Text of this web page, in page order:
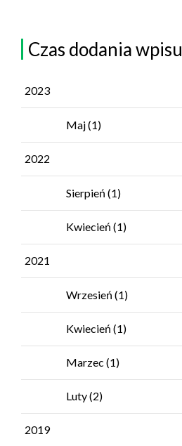
Czas dodania wpisu
2023
Maj(1)
2022
Sierpień (1)
Kwiecień (1)
2021
Wrzesień (1)
Kwiecień (1)
Marzec (1)
Luty(2)
2019